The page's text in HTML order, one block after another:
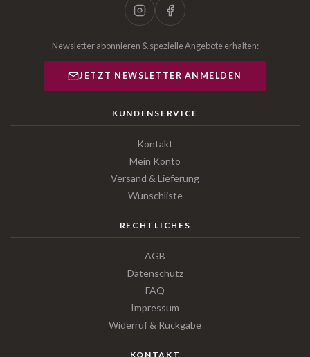
Newsletter abonnieren & spezielle Angebote erhalten:
JETZT NEWSLETTER ANMELDEN
KUNDENSERVICE
Kontakt
Mein Konto
Versand & Lieferung
Wunschliste
RECHTLICHES
AGB
Datenschutz
FAQ
Impressum
Widerruf & Rückgabe
KONTAKT